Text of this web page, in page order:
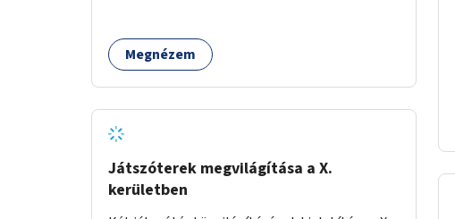
Megnézem
Játszóterek megvilágítása a X.
kerületben